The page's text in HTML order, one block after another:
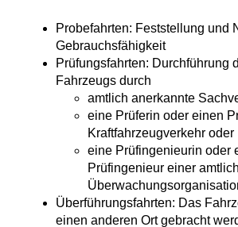
Probefahrten: Feststellung und
Gebrauchsfähigkeit
Prüfungsfahrten: Durchführung
Fahrzeugs durch
amtlich anerkannte
eine Prüferin oder einen
Kraftfahrzeugverkehr oder
eine Prüfingenieurin oder
Prüfingenieur einer
Überwachungsorganisa
Überführungsfahrten: Das
einen anderen Ort gebracht